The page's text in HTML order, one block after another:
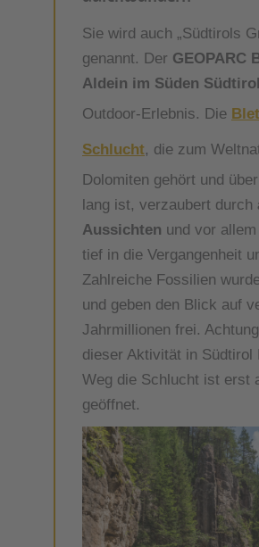
Sie wird auch „Südtirols
genannt. Der GEOPARC
Aldein im Süden
Outdoor-Erlebnis. Die
Schlucht, die zum
Dolomiten gehört und
lang ist, verzaubert durch
Aussichten und vor
tief in die Vergangenheit
Zahlreiche Fossilien
und geben den Blick auf
Jahrmillionen frei.
dieser Aktivität in Südtirol
Weg die Schlucht ist erst
geöffnet.